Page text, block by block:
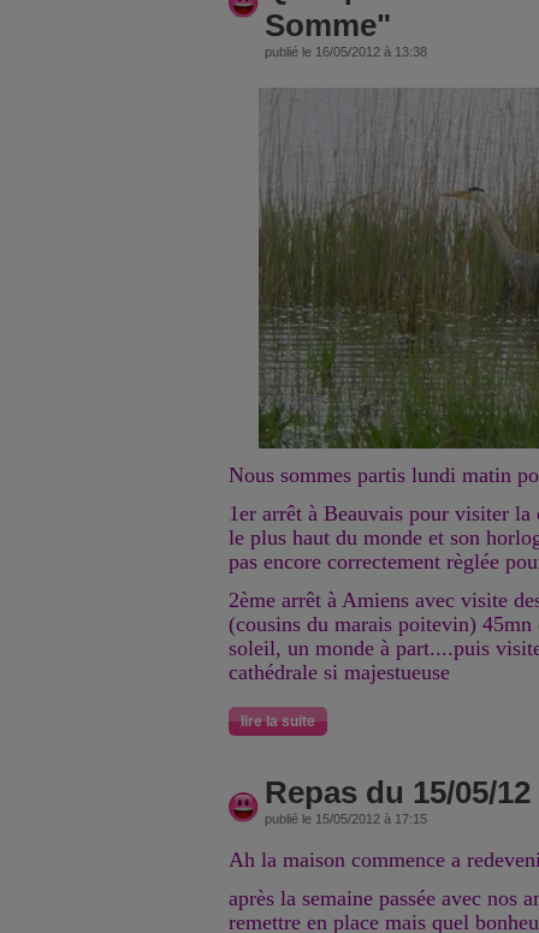
Somme"
publié le 16/05/2012 à 13:38
Nous sommes partis lundi matin
1er arrêt à Beauvais pour visiter la
le plus haut du monde et son
pas encore correctement règlée
2ème arrêt à Amiens avec visite
(cousins du marais poitevin) 45mn
soleil, un monde à part....puis
cathédrale si majestueuse
lire la suite
Repas du 15/05/12
publié le 15/05/2012 à 17:15
Ah la maison commence a
après la semaine passée avec nos
remettre en place mais quel